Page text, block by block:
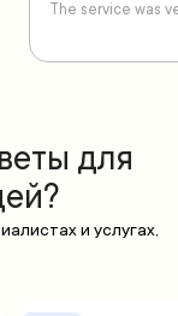
The service was
для
и услугах,